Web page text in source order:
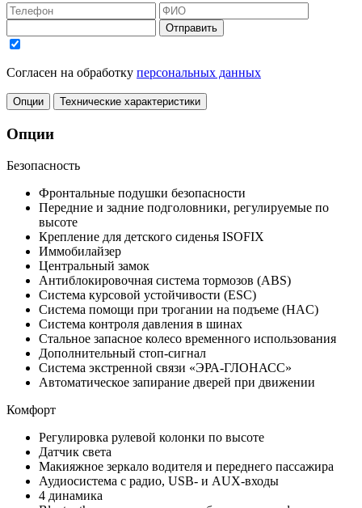
Отправить
Согласен на обработку персональных данных
Опции Технические характеристики
Опции
Безопасность
Фронтальные подушки безопасности
Передние и задние подголовники, регулируемые по
высоте
Крепление для детского сиденья ISOFIX
Иммобилайзер
Центральный замок
Антиблокировочная система тормозов (ABS)
Система курсовой устойчивости (ESC)
Система помощи при трогании на подъеме (HAC)
Система контроля давления в шинах
Стальное запасное колесо временного использования
Дополнительный стоп-сигнал
Система экстренной связи «ЭРА-ГЛОНАСС»
Автоматическое запирание дверей при движении
Комфорт
Регулировка рулевой колонки по высоте
Датчик света
Макияжное зеркало водителя и переднего пассажира
Аудиосистема с радио, USB- и AUX-входы
4 динамика